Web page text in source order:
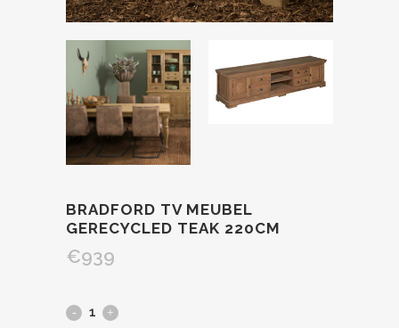
BRADFORD TV MEUBEL
GERECYCLED TEAK 220CM
€939